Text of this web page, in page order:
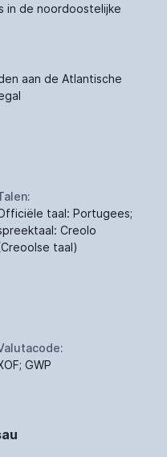
in de noordoostelijke
aan de Atlantische
taal: Portugees;
Creolo
taal)
GWP